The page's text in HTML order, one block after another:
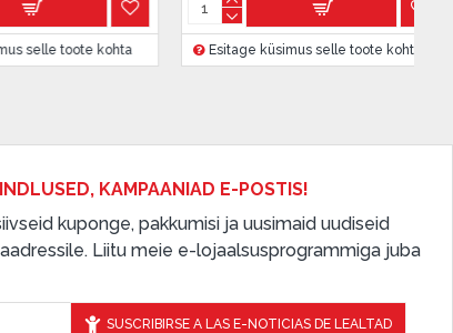
Esitage küsimus selle toote kohta Esitage
KAMPAANIAD E-POSTIS!
kuponge, pakkumisi ja uusimaid uudiseid
Liitu meie e-lojaalsusprogrammiga juba
SUSCRIBIRSE A LAS E-NOTICIAS DE LEALTAD